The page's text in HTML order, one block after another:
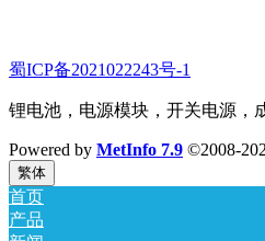
蜀ICP备2021022243号-1
锂电池，电源模块，开关电源，
Powered by MetInfo 7.9 ©2008-
繁体
首页
产品